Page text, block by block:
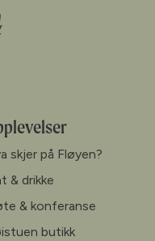
skjer på Fløyen?
& drikke
& konferanse
butikk